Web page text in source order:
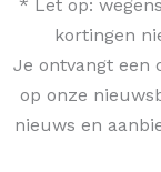
* Let op:
kortingen
Je ontvangt een
op onze
nieuws en